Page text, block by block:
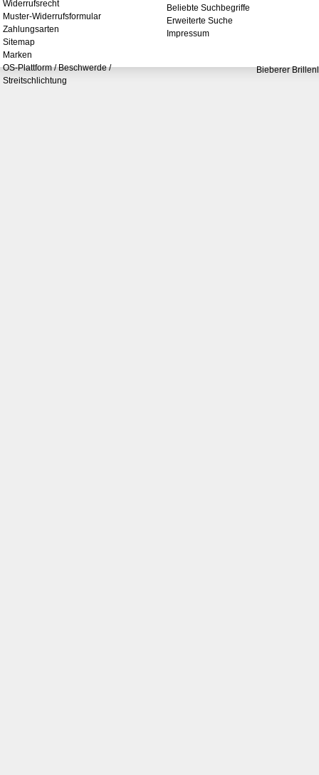
Widerrufsrecht
Muster-Widerrufsformular
Zahlungsarten
Sitemap
Marken
OS-Plattform / Beschwerde /
Streitschlichtung
Beliebte Suchbegriffe
Erweiterte Suche
Impressum
Bieberer